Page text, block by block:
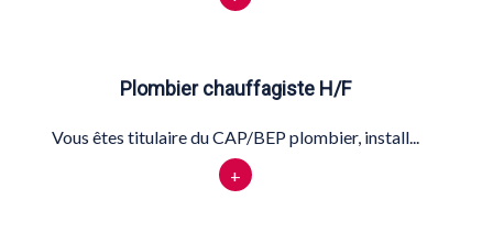
Plombier chauffagiste H/F
Vous êtes titulaire du CAP/BEP plombier, install...
+